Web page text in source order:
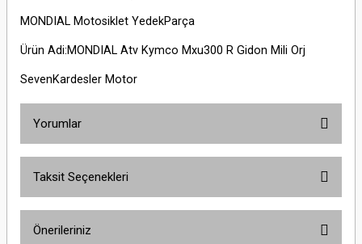
MONDIAL Motosiklet YedekParça
Ürün Adi:MONDIAL Atv Kymco Mxu300 R Gidon Mili Orj
SevenKardesler Motor
Yorumlar
Taksit Seçenekleri
Önerileriniz